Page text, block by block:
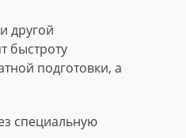
другой
быстроту
подготовки, а
специальную